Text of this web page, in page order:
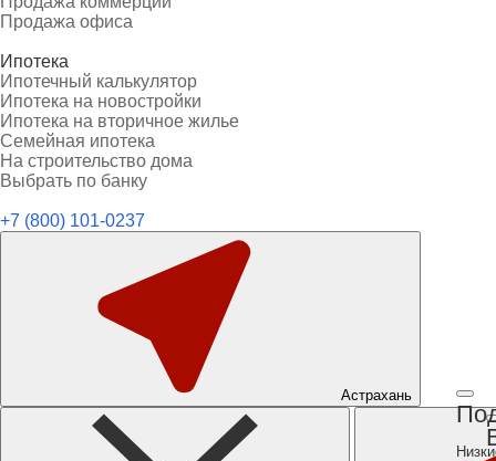
Продажа офиса
Ипотека
Ипотечный калькулятор
Ипотека на новостройки
Ипотека на вторичное жилье
Семейная ипотека
На строительство дома
Выбрать по банку
+7 (800) 101-0237
Астрахань